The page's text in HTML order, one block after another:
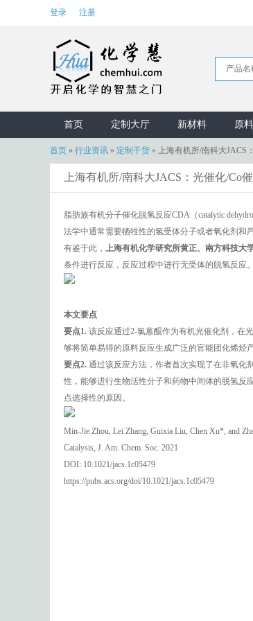
登录 注册
首页 定制大厅 新材料 原
首页 » 行业资讯 » 定制干货 » 上海有机所/南科大JACS
上海有机所/南科大JACS：光催化/Co
脂肪族有机分子催化脱氢反应CDA（catalytic
法学中通常需要牺牲性的氢受体分子或者氧化剂和
有鉴于此， 上海有机化学研究所黄正、南方科技大
条件进行反应，反应过程中进行无受体的脱氢反应。
本文要点
要点1. 该反应通过2-氯蒽醌作为有机光催化剂，在
够将简单易得的原料反应生成广泛的官能团化烯烃产
要点2. 通过该反应方法，作者首次实现了在非氧化
性，能够进行生物活性分子和药物中间体的脱氢反
点选择性的原因。
Min-Jie Zhou, Lei Zhang, Guixia Liu, Chen Xu*, and
Catalysis, J. Am. Chem. Soc. 2021
DOI: 10.1021/jacs.1c05479
https://pubs.acs.org/doi/10.1021/jacs.1c05479